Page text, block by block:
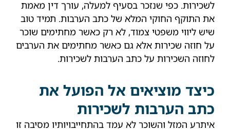
לשכירות. כפי שנזכר בסעיף למעלה, עורך דין מאמת
את התוקף החוקי המלא של כתב הערבות. תמיד טוב
שיש ליווי משפטי צמוד, לא רק כאשר מחתימים שוכר
על חוזה שכירות אלא גם כאשר מחתימים את הערבים
לחוזה השכירות על כתב הערבות לשכירות.
כיצד מוציאים אל הפועל את
כתב הערבות לשכירות
איתרע המזל והשוכר לא עמד בהתחייבויותיו מסיבה זו